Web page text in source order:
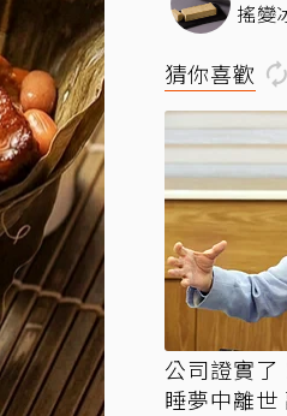
必收
搖變
猜你喜歡
公司證實了
睡夢中離世